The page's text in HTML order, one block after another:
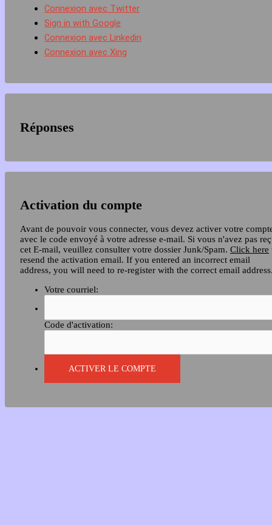
Connexion avec Twitter
Sign in with Google
Connexion avec Linkedin
Connexion avec Xing
Réponses
Activation du compte
Avant de pouvoir vous connecter, vous devez activer votre
avec le code envoyé à votre adresse e-mail. Si vous n'avez pas
cet E-mail, veuillez consulter votre dossier Junk/Spam. Click here
resend the activation email. If you entered an incorrect email
address, you will need to re-register with the correct email
Votre courriel:
Code d'activation: